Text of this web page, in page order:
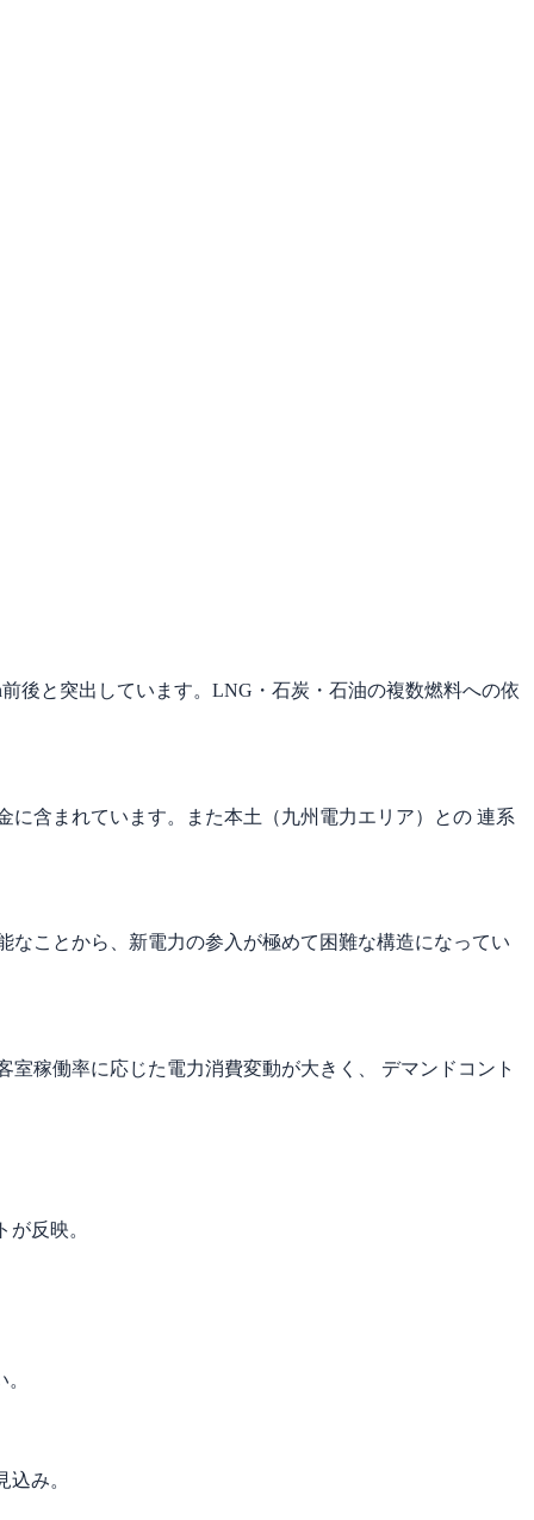
後と突出しています。LNG・石炭・石油の複数燃料への依
含まれています。また本土（九州電力エリア）との 連系
ことから、新電力の参入が極めて困難な構造になってい
稼働率に応じた電力消費変動が大きく、 デマンドコント
反映。
み。